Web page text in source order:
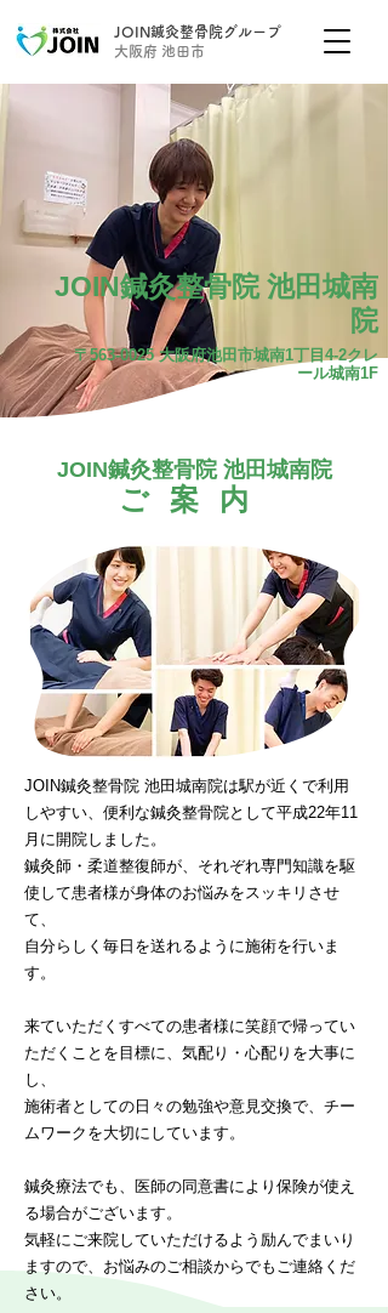
JOIN鍼灸整骨院グループ
大阪府 池田市
JOIN鍼灸整骨院 池田城南
院
〒563-0025 大阪府池田市城南1丁目4-2クレ
ール城南1F
JOIN鍼灸整骨院 池田城南院
ご案内
JOIN鍼灸整骨院 池田城南院は駅が近くで利用
しやすい、便利な鍼灸整骨院として平成22年11
月に開院しました。
鍼灸師・柔道整復師が、それぞれ専門知識を駆
使して患者様が身体のお悩みをスッキリさせ
て、
自分らしく毎日を送れるように施術を行いま
す。
来ていただくすべての患者様に笑顔で帰ってい
ただくことを目標に、気配り・心配りを大事に
し、
施術者としての日々の勉強や意見交換で、チー
ムワークを大切にしています。
鍼灸療法でも、医師の同意書により保険が使え
る場合がございます。
気軽にご来院していただけるよう励んでまいり
ますので、お悩みのご相談からでもご連絡くだ
さい。